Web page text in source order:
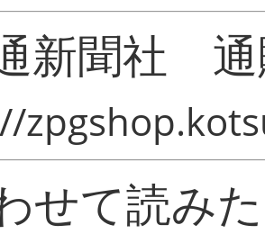
新聞社
せて読み